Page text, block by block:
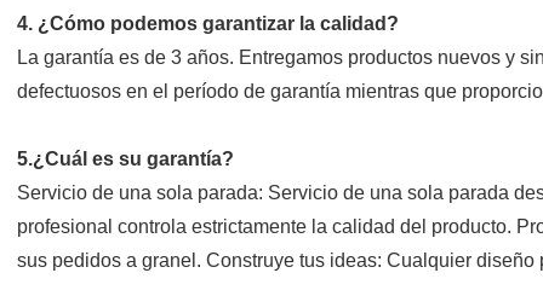
4. ¿Cómo podemos garantizar la calidad?
La garantía es de 3 años. Entregamos productos nuevos y
defectuosos en el período de garantía mientras que
5.¿Cuál es su garantía?
Servicio de una sola parada: Servicio de una sola parada
profesional controla estrictamente la calidad del producto.
sus pedidos a granel. Construye tus ideas: Cualquier